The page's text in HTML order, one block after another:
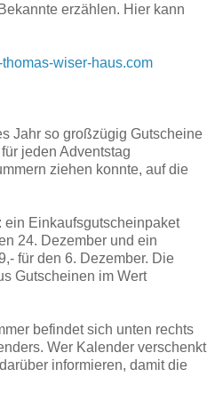
erzählen. Hier kann
wiser-haus.com
Jahr so großzügig Gutscheine
jeden Adventstag
ziehen konnte, auf die
Einkaufsgutscheinpaket
24. Dezember und ein
für den 6. Dezember. Die
Gutscheinen im Wert
befindet sich unten rechts
Wer Kalender verschenkt
informieren, damit die